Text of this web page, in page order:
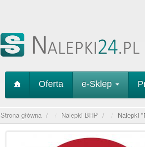
Oferta e-Sklep
Strona główna / Nalepki BHP / Nalepki